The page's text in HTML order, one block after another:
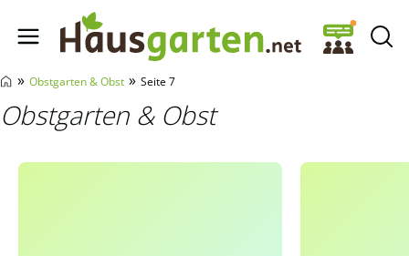
Hausgarten.net
» Obstgarten & Obst » Seite 7
Obstgarten & Obst